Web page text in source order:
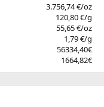
3.756,74 €/oz
120,80 €/g
55,65 €/oz
1,79 €/g
56334,40€
1664,82€